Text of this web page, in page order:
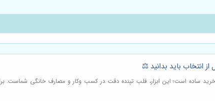
انتخاب باید بدانید ⚖️
ساده است؛ این ابزار، قلب تپنده دقت در کسب وکار و مصارف خانگی شماست.